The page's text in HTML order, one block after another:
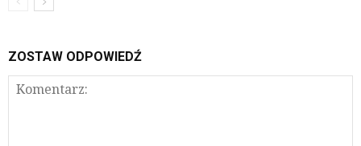
ZOSTAW ODPOWIEDŹ